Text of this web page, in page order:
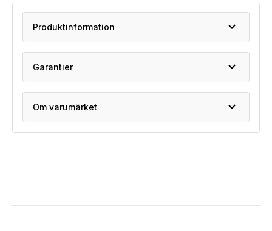
Produktinformation expand_more
Garantier expand_more
Om varumärket expand_more